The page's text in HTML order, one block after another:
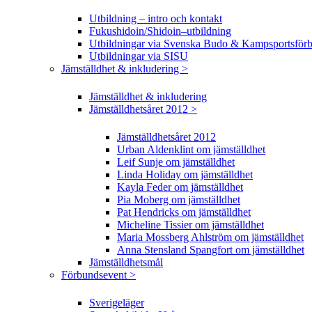
Utbildning – intro och kontakt
Fukushidoin/Shidoin–utbildning
Utbildningar via Svenska Budo &
Utbildningar via SISU
Jämställdhet & inkludering >
Jämställdhet & inkludering
Jämställdhetsåret 2012 >
Jämställdhetsåret 2012
Urban Aldenklint om jämställdhet
Leif Sunje om jämställdhet
Linda Holiday om jämställdhet
Kayla Feder om jämställdhet
Pia Moberg om jämställdhet
Pat Hendricks om jämställdhet
Micheline Tissier om jämställdhet
Maria Mossberg Ahlström om jämställdhet
Anna Stensland Spangfort om jämställdhet
Jämställdhetsmål
Förbundsevent >
Sverigeläger